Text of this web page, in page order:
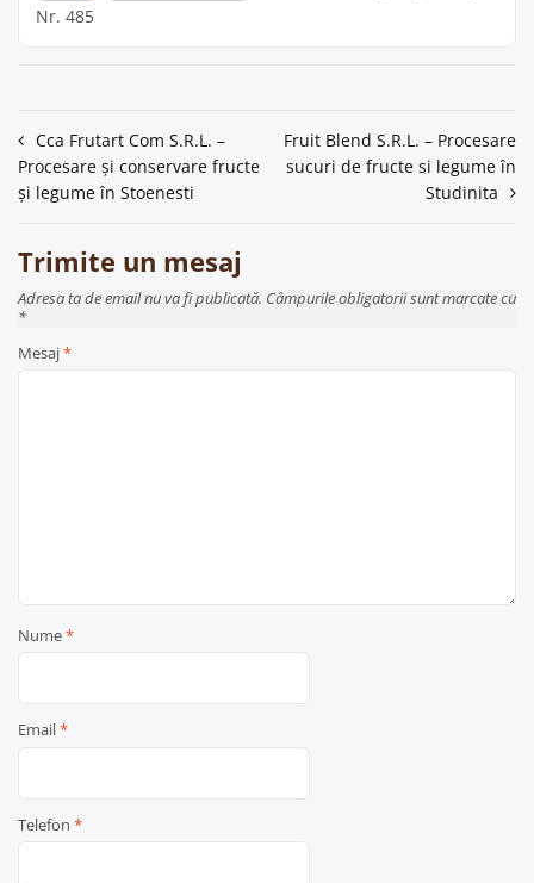
Nr. 485
Navigare
în
Cca Frutart Com S.R.L. –
Procesare și conservare fructe
și legume în Stoenesti
Fruit Blend S.R.L. – Procesare
sucuri de fructe si legume în
Studinita
Trimite un mesaj
Adresa ta de email nu va fi publicată. Câmpurile obligatorii sunt marcate cu
*
Mesaj*
Nume*
Email*
Telefon *